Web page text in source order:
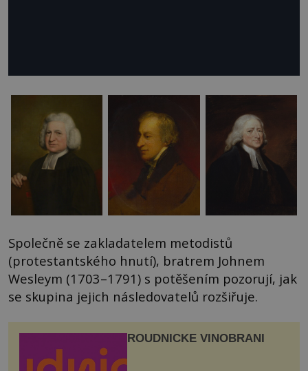
Společně se zakladatelem metodistů
(protestantského hnutí), bratrem Johnem
Wesleym (1703–1791) s potěšením pozorují, jak
se skupina jejich následovatelů rozšiřuje.
ROUDNICKÉ VINOBRANÍ